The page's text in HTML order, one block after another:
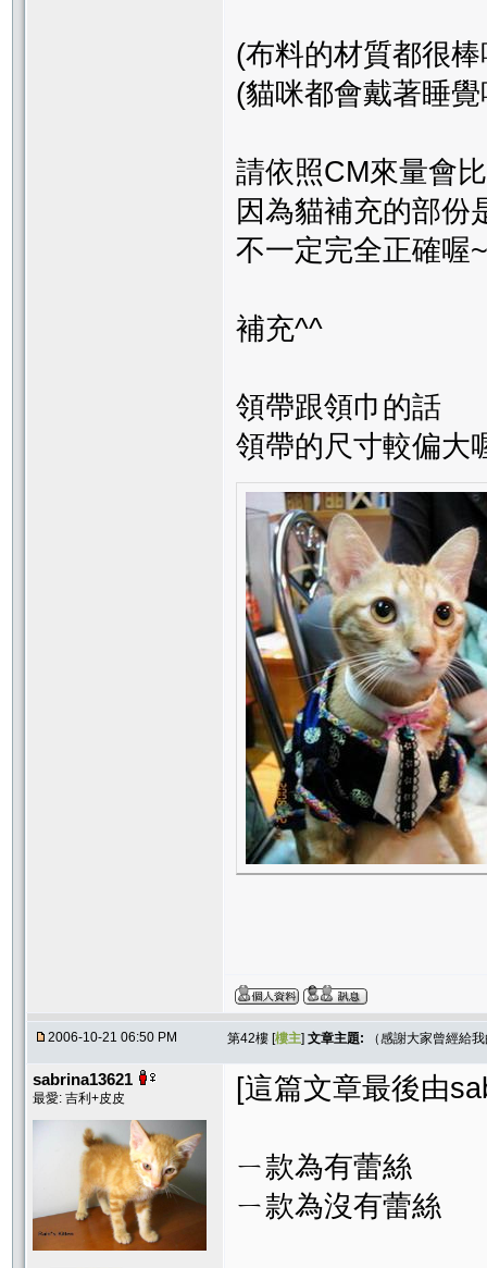
(布料的材質都很
(貓咪都會戴著睡
請依照CM來量會
因為貓補充的部份
不一定完全正確喔~
補充^^
領帶跟領巾的話
領帶的尺寸較偏大
2006-10-21 06:50 PM 第42樓 [樓主] 文章主題: （感謝大家曾經給
sabrina13621
最愛: 吉利+皮皮 [這篇文章最後由
ㄧ款為有蕾絲
ㄧ款為沒有蕾絲